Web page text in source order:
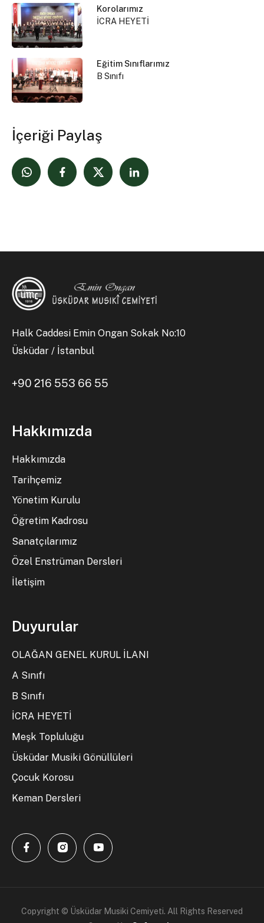
Korolarımız
İCRA HEYETİ
Eğitim Sınıflarımız
B Sınıfı
İçeriği Paylaş
Halk Caddesi Emin Ongan Sokak No:10
Üsküdar / İstanbul
+90 216 553 66 55
Hakkımızda
Hakkımızda
Tarihçemiz
Yönetim Kurulu
Öğretim Kadrosu
Sanatçılarımız
Özel Enstrüman Dersleri
İletişim
Duyurular
OLAĞAN GENEL KURUL İLANI
A Sınıfı
B Sınıfı
İCRA HEYETİ
Meşk Topluluğu
Üsküdar Musiki Gönüllüleri
Çocuk Korosu
Keman Dersleri
Copyright © Üsküdar Musiki Cemiyeti. All Rights Reserved